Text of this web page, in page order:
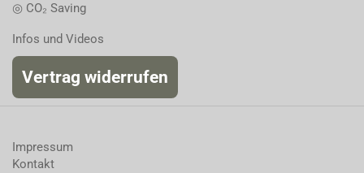
◎ CO₂ Saving
Infos und Videos
Vertrag widerrufen
Impressum
Kontakt